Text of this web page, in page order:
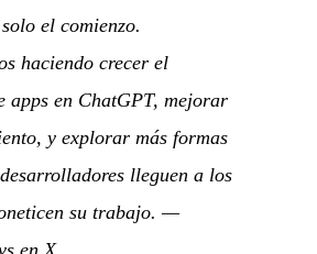
el comienzo.
haciendo crecer el
apps en ChatGPT, mejorar
y explorar más formas
lleguen a los
su trabajo. —